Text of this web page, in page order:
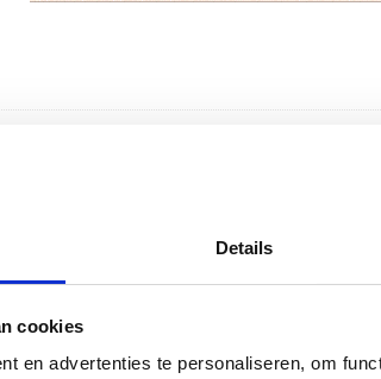
Details
cookies
en advertenties te personaliseren, om